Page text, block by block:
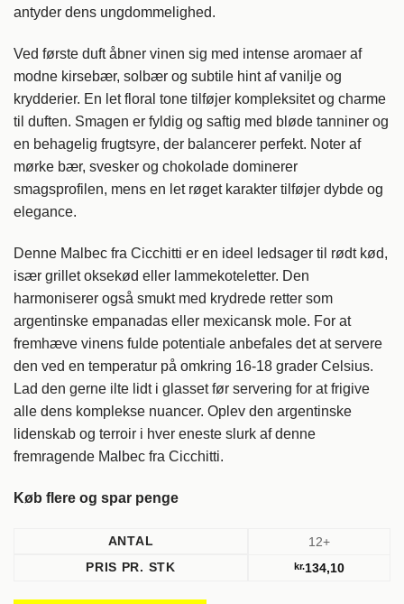
antyder dens ungdommelighed.
Ved første duft åbner vinen sig med intense aromaer af
modne kirsebær, solbær og subtile hint af vanilje og
krydderier. En let floral tone tilføjer kompleksitet og charme
til duften. Smagen er fyldig og saftig med bløde tanniner og
en behagelig frugtsyre, der balancerer perfekt. Noter af
mørke bær, svesker og chokolade dominerer
smagsprofilen, mens en let røget karakter tilføjer dybde og
elegance.
Denne Malbec fra Cicchitti er en ideel ledsager til rødt kød,
især grillet oksekød eller lammekoteletter. Den
harmoniserer også smukt med krydrede retter som
argentinske empanadas eller mexicansk mole. For at
fremhæve vinens fulde potentiale anbefales det at servere
den ved en temperatur på omkring 16-18 grader Celsius.
Lad den gerne ilte lidt i glasset før servering for at frigive
alle dens komplekse nuancer. Oplev den argentinske
lidenskab og terroir i hver eneste slurk af denne
fremragende Malbec fra Cicchitti.
Køb flere og spar penge
ANTAL
12+
PRIS PR. STK
kr.134,10